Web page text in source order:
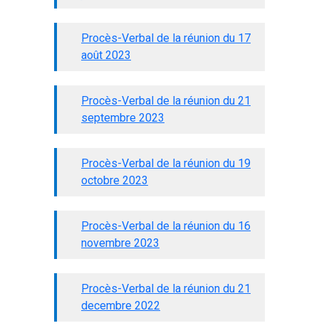
Procès-Verbal de la réunion du 17
août 2023
Procès-Verbal de la réunion du 21
septembre 2023
Procès-Verbal de la réunion du 19
octobre 2023
Procès-Verbal de la réunion du 16
novembre 2023
Procès-Verbal de la réunion du 21
decembre 2022